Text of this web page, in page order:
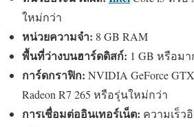
ใหม่กว่า
หน่วยความจำ: 8 GB RAM
พื้นที่ว่างบนฮาร์ดดิสก์: 1 GB หรือม
การ์ดกราฟิก: NVIDIA GeForce
Radeon R7 265 หรือรุ่นใหม่กว่า
การเชื่อมต่ออินเทอร์เน็ต: ความเร็ว